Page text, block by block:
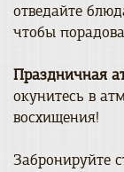
отведайте
чтобы
Праздничная
окунитесь в
восхищения!
Забронируйте